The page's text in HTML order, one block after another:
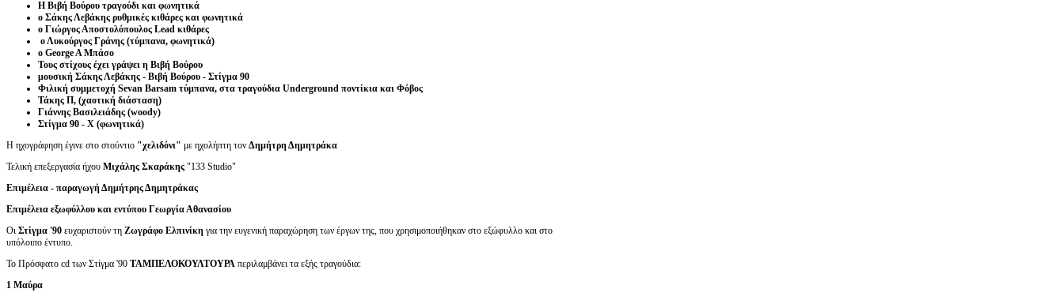
Η Βιβή Βούρου τραγούδι και φωνητικά
ο Σάκης Λεβάκης ρυθμικές κιθάρες και φωνητικά
ο Γιώργος Αποστολόπουλος Lead κιθάρες
ο Λυκούργος Γράνης (τύμπανα, φωνητικά)
ο George A Μπάσο
Τους στίχους έχει γράψει η Βιβή Βούρου
μουσική Σάκης Λεβάκης - Βιβή Βούρου - Στίγμα 90
Φιλική συμμετοχή Sevan Barsam τύμπανα, στα τραγούδια Underground ποντίκια και Φόβος
Τάκης Π, (χαοτική διάσταση)
Γιάννης Βασιλειάδης (woody)
Στίγμα 90 - X (φωνητικά)
Η ηχογράφηση έγινε στο στούντιο "χελιδόνι" με ηχολήπτη τον Δημήτρη Δημητράκα
Τελική επεξεργασία ήχου Μιχάλης Σκαράκης "133 Studio"
Επιμέλεια - παραγωγή Δημήτρης Δημητράκας
Επιμέλεια εξωφύλλου και εντύπου Γεωργία Αθανασίου
Οι Στίγμα '90 ευχαριστούν τη Ζωγράφο Ελπινίκη για την ευγενική παραχώρηση των έργων της, που χρησιμοποιήθηκαν στο εξώφυλλο και στο
υπόλοιπο έντυπο.
Το Πρόσφατο cd των Στίγμα '90 ΤΑΜΠΕΛΟΚΟΥΛΤΟΥΡΑ περιλαμβάνει τα εξής τραγούδια:
1 Μαύρα